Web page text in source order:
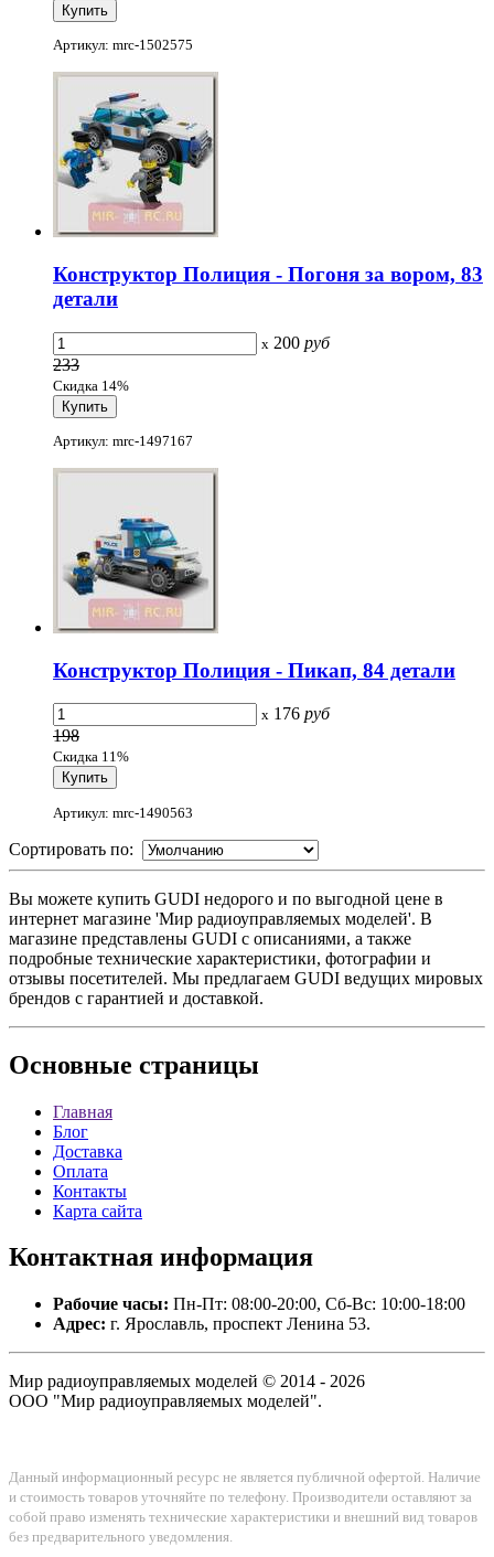
Артикул: mrc-1502575
Конструктор Полиция - Погоня за вором, 83
детали
x 200 руб
233
Скидка 14%
Артикул: mrc-1497167
Конструктор Полиция - Пикап, 84 детали
x 176 руб
198
Скидка 11%
Артикул: mrc-1490563
Сортировать по:
Вы можете купить GUDI недорого и по выгодной цене в
интернет магазине 'Мир радиоуправляемых моделей'. В
магазине представлены GUDI с описаниями, а также
подробные технические характеристики, фотографии и
отзывы посетителей. Мы предлагаем GUDI ведущих мировых
брендов с гарантией и доставкой.
Основные страницы
Главная
Блог
Доставка
Оплата
Контакты
Карта сайта
Контактная информация
Рабочие часы: Пн-Пт: 08:00-20:00, Сб-Вс: 10:00-18:00
Адрес: г. Ярославль, проспект Ленина 53.
Мир радиоуправляемых моделей © 2014 - 2026
ООО "Мир радиоуправляемых моделей".
Данный информационный ресурс не является публичной офертой. Наличие
и стоимость товаров уточняйте по телефону. Производители оставляют за
собой право изменять технические характеристики и внешний вид товаров
без предварительного уведомления.